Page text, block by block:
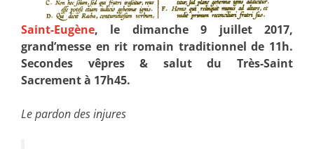
Saint-Eugène, le dimanche 9 juillet 2017,
grand’messe en rit romain traditionnel de 11h.
Secondes vêpres & salut du Très-Saint
Sacrement à 17h45.
Le pardon des injures